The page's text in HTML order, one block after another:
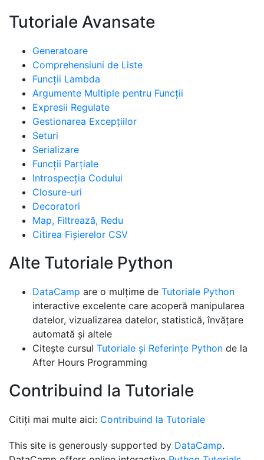
Tutoriale Avansate
Generatoare
Comprehensiuni de Liste
Funcții Lambda
Argumente Multiple pentru Funcții
Expresii Regulate
Gestionarea Excepțiilor
Seturi
Serializare
Funcții Parțiale
Introspecția Codului
Closure-uri
Decoratori
Map, Filtrează, Redu
Citirea Fișierelor CSV
Alte Tutoriale Python
DataCamp are o mulțime de Tutoriale Python
interactive excelente care acoperă manipularea
datelor, vizualizarea datelor, statistică, învățare
automată și altele
Citește cursul Tutoriale și Referințe Python de la
After Hours Programming
Contribuind la Tutoriale
Citiți mai multe aici: Contribuind la Tutoriale
This site is generously supported by DataCamp.